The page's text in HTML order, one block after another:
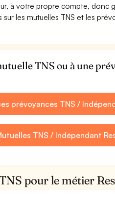
à votre propre compte, donc
les mutuelles TNS et les
TNS ou à une
prévoyances TNS /
TNS / Indépendant
pour le métier